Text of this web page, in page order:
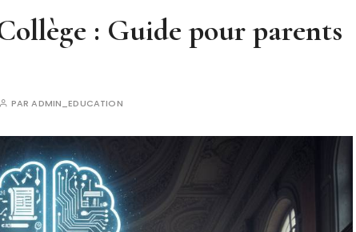
: Guide pour parents
PARADMIN_EDUCATION